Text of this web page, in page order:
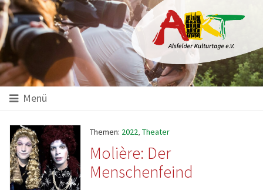
Startseite
Hauptinhalt
Menü
Themen: 2022,Theater
Molière: Der
Menschenfeind